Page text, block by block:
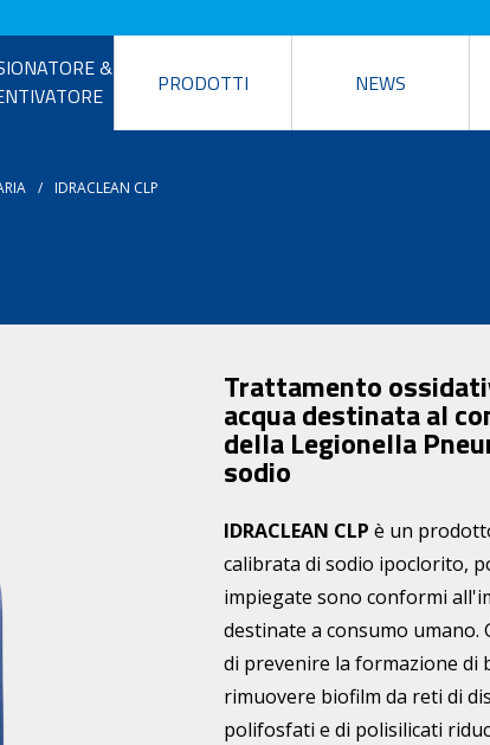
&
PRODOTTI NEWS
IDRACLEAN CLP
Trattamento
acqua destinata al
della Legionella
sodio
IDRACLEAN CLP è un
calibrata di sodio ipoclorito,
impiegate sono conformi
destinate a consumo umano.
di prevenire la formazione di
rimuovere biofilm da reti di
polifosfati e di polisilicati